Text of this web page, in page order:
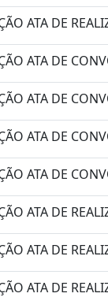
ATA DE
ATA DE
ATA DE
ATA DE
ATA DE
ATA DE
ATA DE
ATA DE